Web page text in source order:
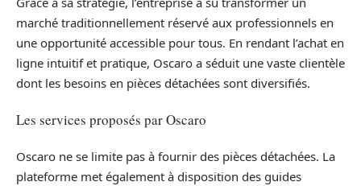
marché traditionnellement réservé aux professionnels en
une opportunité accessible pour tous. En rendant l’achat en
ligne intuitif et pratique, Oscaro a séduit une vaste clientèle
dont les besoins en pièces détachées sont diversifiés.
Les services proposés par Oscaro
Oscaro ne se limite pas à fournir des pièces détachées. La
plateforme met également à disposition des guides